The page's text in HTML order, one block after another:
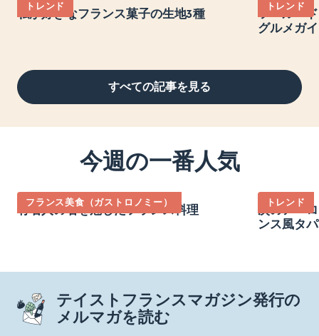
トレンド
私が好きなフランス菓子の生地3種
トレンド
ツール・
グルメガ
すべての記事を見る
今週の一番人気
フランス美食（ガストロノミー）
有名人の名を冠したフランス料理
トレンド
次のアペ
ンス風タ
テイストフランスマガジン発行の
メルマガを読む